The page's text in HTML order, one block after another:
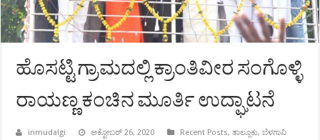
ಹೊಸಟ್ಟಿ ಗ್ರಾಮದಲ್ಲಿ ಕ್ರಾಂತಿವೀರ ಸಂಗೊಳ್ಳಿ
ರಾಯಣ್ಣ ಕಂಚಿನ ಮೂರ್ತಿ ಉದ್ಘಾಟನೆ
inmudalgi ಅಕ್ಟೋಬರ್ 26, 2020 Recent Posts,ತಾಲ್ಲೂಕು,ಬೆಳಗಾವಿ